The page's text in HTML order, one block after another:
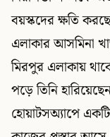
বয়স্কদের ক্ষতি
এলাকার আসমিনা
মিরপুর এলাকায়
পড়ে তিনি
হোয়াটসঅ্যাপে